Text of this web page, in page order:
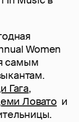
Women
самым
Гага,
Ловато и